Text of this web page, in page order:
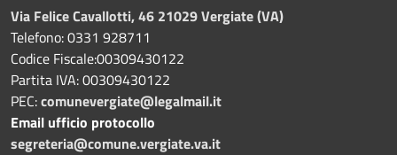
Via Felice Cavallotti, 46 21029 Vergiate (VA)
Telefono: 0331 928711
Codice Fiscale:00309430122
Partita IVA: 00309430122
PEC:comunevergiate@legalmail.it
Email ufficio protocollo
segreteria@comune.vergiate.va.it